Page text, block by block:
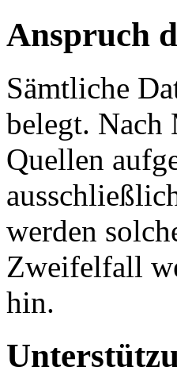
Anspruch
Sämtliche
belegt. Nach
Quellen
werden
Zweifelfall
hin.